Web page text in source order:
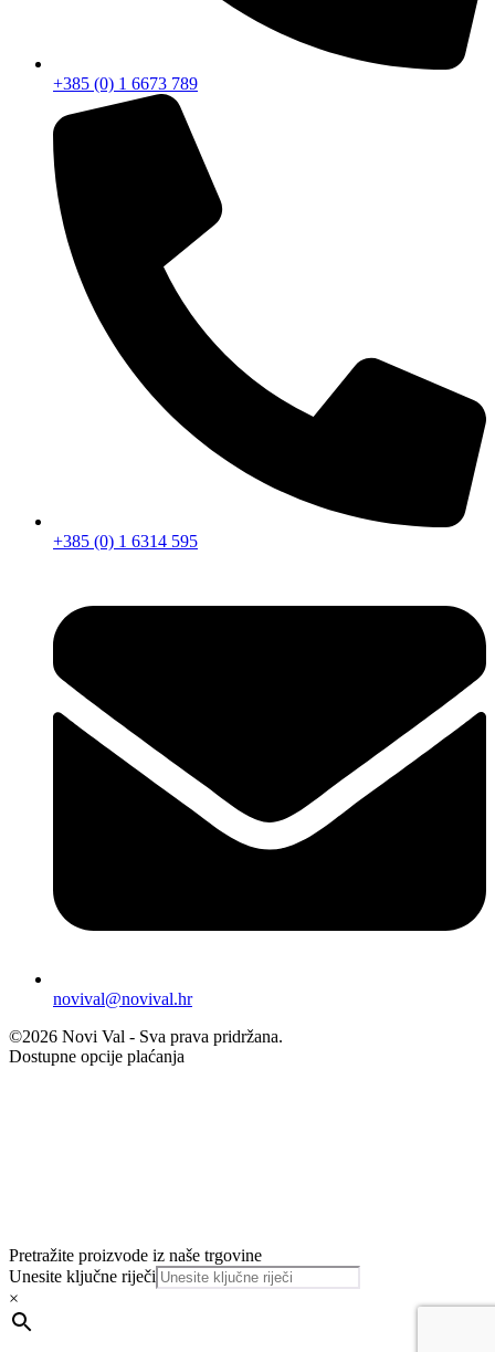
+385 (0) 1 6673 789
+385 (0) 1 6314 595
novival@novival.hr
©2026 Novi Val - Sva prava pridržana.
Dostupne opcije plaćanja
Pretražite proizvode iz naše trgovine
Unesite ključne riječi
×